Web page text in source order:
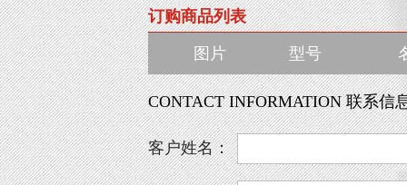
订购商品列表
图片 型号
CONTACT INFORMATION 联系信
客户姓名：